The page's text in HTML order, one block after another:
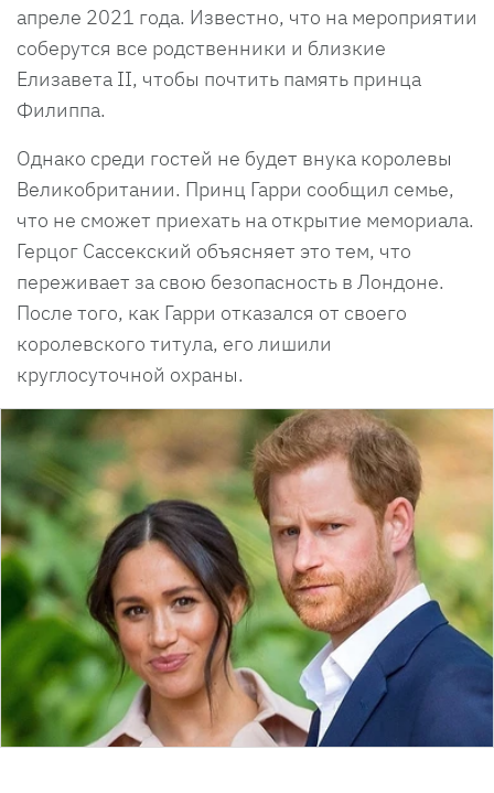
апреле 2021 года. Известно, что на мероприятии
соберутся все родственники и близкие
Елизавета II, чтобы почтить память принца
Филиппа.
Однако среди гостей не будет внука королевы
Великобритании. Принц Гарри сообщил семье,
что не сможет приехать на открытие мемориала.
Герцог Сассекский объясняет это тем, что
переживает за свою безопасность в Лондоне.
После того, как Гарри отказался от своего
королевского титула, его лишили
круглосуточной охраны.